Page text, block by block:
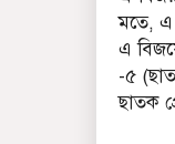
মতে, এ
এ
-৫
ছাতক